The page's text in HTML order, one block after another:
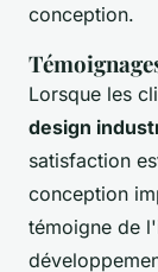
conception.
Lorsque les
design
satisfaction
conception
témoigne de